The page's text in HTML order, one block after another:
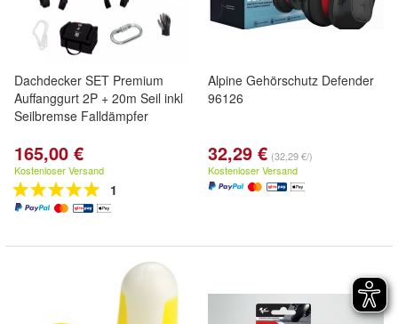
Dachdecker SET Premium
Auffanggurt 2P + 20m Seil inkl
Seilbremse Falldämpfer
165,00 €
Kostenloser Versand
1
Alpine Gehörschutz Defender
96126
32,29 € (32,29 €/)
Kostenloser Versand